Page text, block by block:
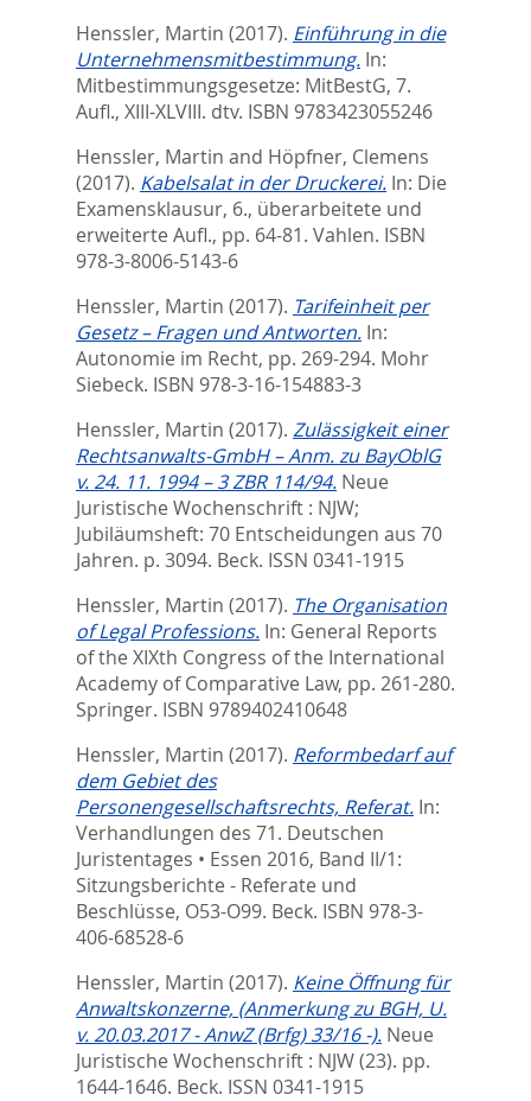
Henssler, Martin (2017). Einführung in die
Unternehmensmitbestimmung. In:
Mitbestimmungsgesetze: MitBestG, 7.
Aufl., XIII-XLVIII. dtv. ISBN 9783423055246
Henssler, Martin and Höpfner, Clemens
(2017). Kabelsalat in der Druckerei. In: Die
Examensklausur, 6., überarbeitete und
erweiterte Aufl., pp. 64-81. Vahlen. ISBN
978-3-8006-5143-6
Henssler, Martin (2017). Tarifeinheit per
Gesetz – Fragen und Antworten. In:
Autonomie im Recht, pp. 269-294. Mohr
Siebeck. ISBN 978-3-16-154883-3
Henssler, Martin (2017). Zulässigkeit einer
Rechtsanwalts-GmbH – Anm. zu BayOblG
v. 24. 11. 1994 – 3 ZBR 114/94. Neue
Juristische Wochenschrift : NJW;
Jubiläumsheft: 70 Entscheidungen aus 70
Jahren. p. 3094. Beck. ISSN 0341-1915
Henssler, Martin (2017). The Organisation
of Legal Professions. In: General Reports
of the XIXth Congress of the International
Academy of Comparative Law, pp. 261-280.
Springer. ISBN 9789402410648
Henssler, Martin (2017). Reformbedarf auf
dem Gebiet des
Personengesellschaftsrechts, Referat. In:
Verhandlungen des 71. Deutschen
Juristentages • Essen 2016, Band II/1:
Sitzungsberichte - Referate und
Beschlüsse, O53-O99. Beck. ISBN 978-3-
406-68528-6
Henssler, Martin (2017). Keine Öffnung für
Anwaltskonzerne, (Anmerkung zu BGH, U.
v. 20.03.2017 - AnwZ (Brfg) 33/16 -). Neue
Juristische Wochenschrift : NJW (23). pp.
1644-1646. Beck. ISSN 0341-1915